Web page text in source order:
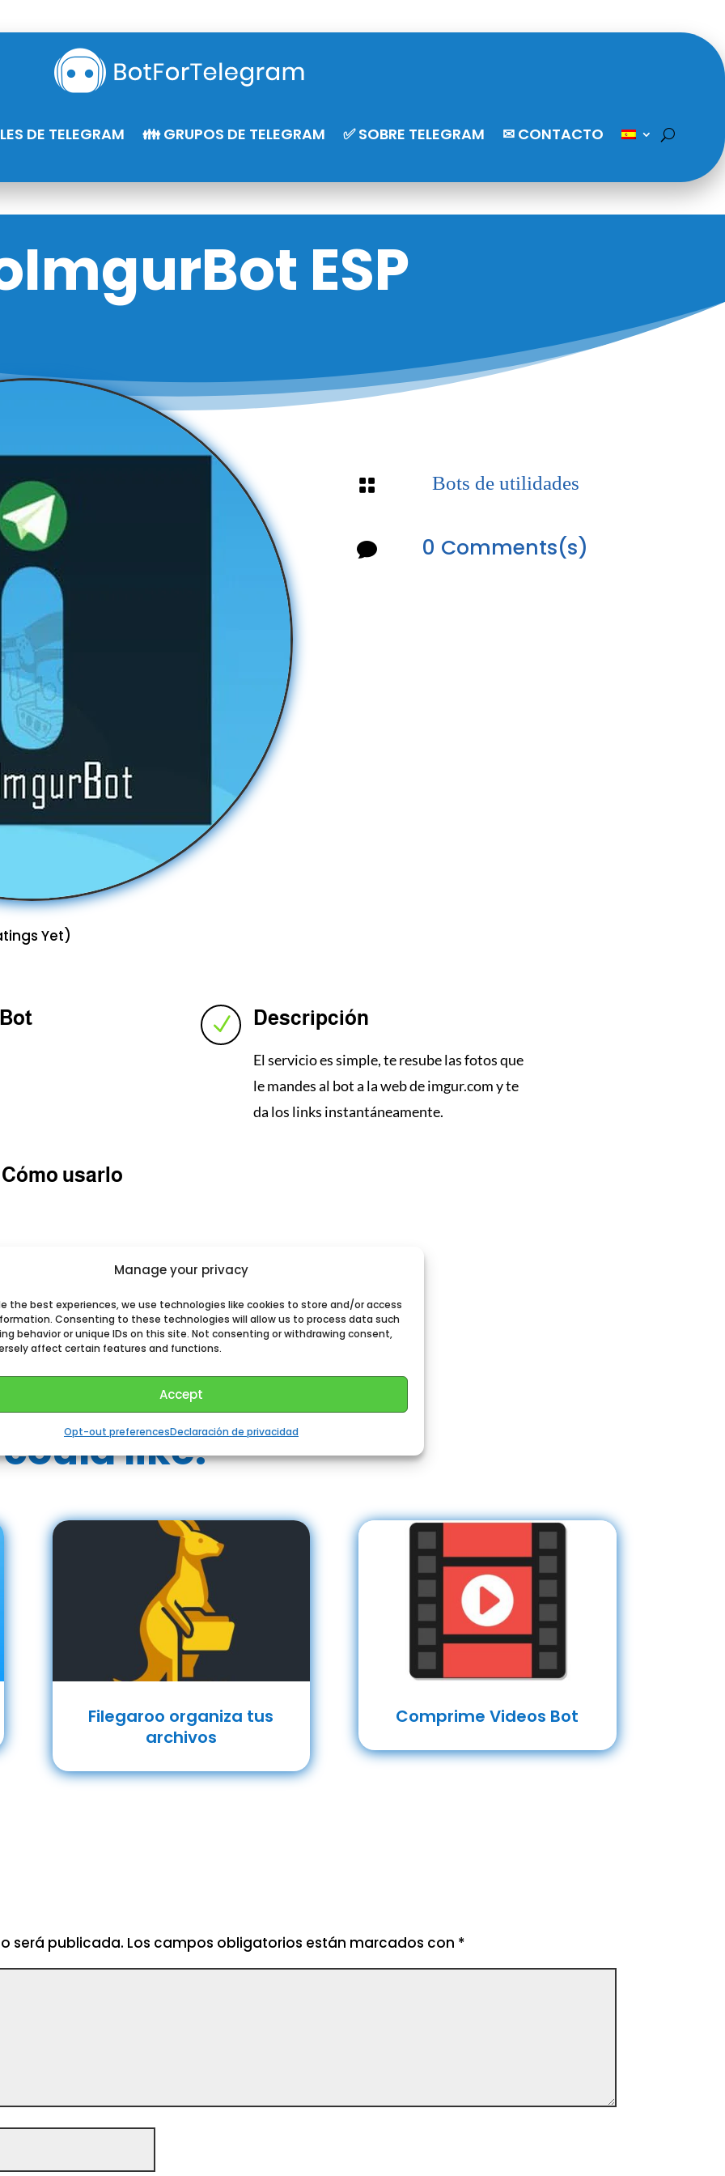
Manage your privacy
the best experiences, we use technologies like cookies to store and/or access
Consenting to these technologies will allow us to process data such
behavior or unique IDs on this site. Not consenting or withdrawing consent,
affect certain features and functions.
Accept
Opt-out preferencesDeclaración de privacidad
DE TELEGRAM 👪 GRUPOS DE TELEGRAM ✅ SOBRE TELEGRAM ✉ CONTACTO
ESP
 Bots de utilidades
 0 Comments(s)
Yet)
N Descripción
El servicio es simple, te resube las fotos que
le mandes al bot a la web de imgur.com y te
da los links instantáneamente.
usarlo
Añade este Bot a tu Telegram
like:
Filegaroo organiza tus
archivos
Comprime Videos Bot
será publicada. Los campos obligatorios están marcados con *